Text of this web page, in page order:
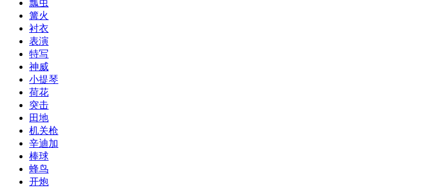
瓢虫
篝火
衬衣
表演
特写
神威
小提琴
荷花
突击
田地
机关枪
辛迪加
棒球
蜂鸟
开炮